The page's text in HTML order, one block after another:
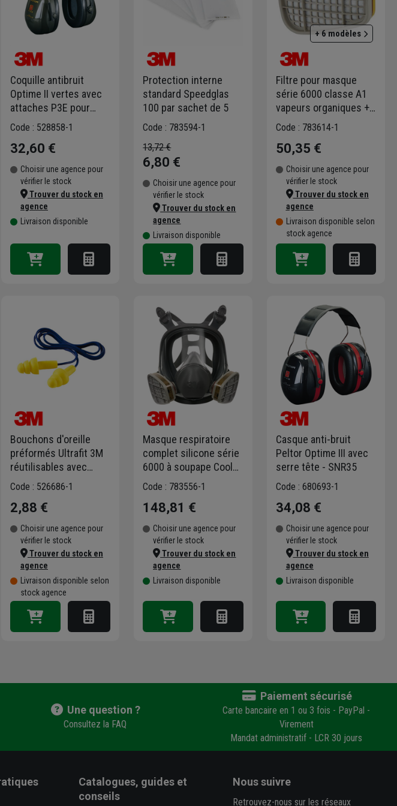
Coquille antibruit
Optime II vertes avec
attaches P3E pour
montage sur casque
de chantier - 30dB
Code : 528858-1
32,60 €
Choisir une agence pour
vérifier le stock
Trouver du stock en
agence
Livraison disponible
Protection interne
standard Speedglas
100 par sachet de 5
Code : 783594-1
13,72 €
6,80 €
Choisir une agence pour
vérifier le stock
Trouver du stock en
agence
Livraison disponible
+ 6 modèles
Filtre pour masque
série 6000 classe A1
vapeurs organiques +
formaldéhyde - boîte
de 8
Code : 783614-1
50,35 €
Choisir une agence pour
vérifier le stock
Trouver du stock en
agence
Livraison disponible selon
stock agence
Bouchons d'oreille
préformés Ultrafit 3M
réutilisables avec
cordon 32 dB
Code : 526686-1
2,88 €
Choisir une agence pour
vérifier le stock
Trouver du stock en
agence
Livraison disponible selon
stock agence
Masque respiratoire
complet silicone série
6000 à soupape Cool
Flow taille M
Code : 783556-1
148,81 €
Choisir une agence pour
vérifier le stock
Trouver du stock en
agence
Livraison disponible
Casque anti-bruit
Peltor Optime III avec
serre tête - SNR35
Code : 680693-1
34,08 €
Choisir une agence pour
vérifier le stock
Trouver du stock en
agence
Livraison disponible
Une question ?
Consultez la FAQ
Paiement sécurisé
Carte bancaire en 1 ou 3 fois - PayPal -
Virement
Mandat administratif - LCR 30 jours
Catalogues, guides et
conseils
Nous suivre
Retrouvez-nous sur les réseaux